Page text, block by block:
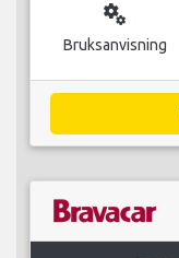
miscellaneous_services
Bruksanvisning